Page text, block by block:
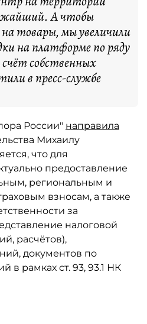
А чтобы
товары, мы увеличили
на платформе по ряду
собственных
в пресс-службе
России" направила
Михаилу
что для
предоставление
региональным и
взносам, а также
за
налоговой
расчётов),
документов по
в рамках ст. 93, 93.1 НК